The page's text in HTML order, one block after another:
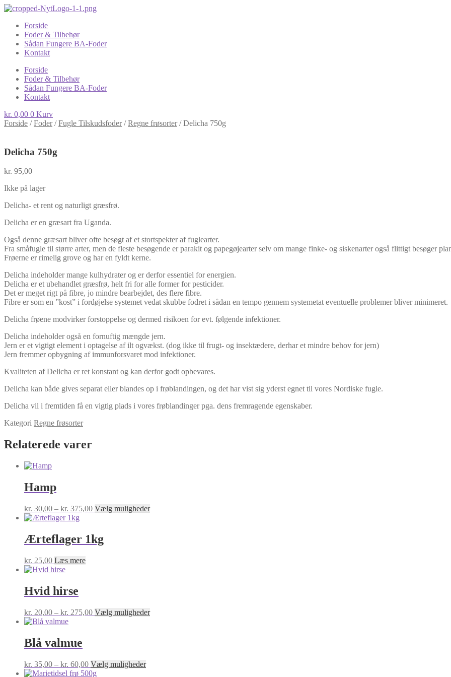
Forside
Foder & Tilbehør
Sådan Fungere BA-Foder
Kontakt
Forside
Foder & Tilbehør
Sådan Fungere BA-Foder
Kontakt
kr. 0,00 0 Kurv
Forside /Foder/Fugle Tilskudsfoder/Regne frøsorter/Delicha 750g
Delicha 750g
kr. 95,00
Ikke på lager
Delicha- et rent og naturligt græsfrø.
Delicha er en græsart fra Uganda.
Også denne græsart bliver ofte besøgt af et stortspekter af fuglearter.
Fra småfugle til større arter, men de fleste besøgende er parakit og papegøjearter selv om mange finke- og siskenarter også flittigt besøger
Frøerne er rimelig grove og har en fyldt kerne.
Delicha indeholder mange kulhydrater og er derfor essentiel for energien.
Delicha er et ubehandlet græsfrø, helt fri for alle former for pesticider.
Det er meget rigt på fibre, jo mindre bearbejdet, des flere fibre.
Fibre er som en ”kost” i fordøjelse systemet vedat skubbe fodret i sådan en tempo gennem systemetat eventuelle problemer bliver minimeret.
Delicha frøene modvirker forstoppelse og dermed risikoen for evt. følgende infektioner.
Delicha indeholder også en fornuftig mængde jern.
Jern er et vigtigt element i optagelse af ilt ogvækst. (dog ikke til frugt- og insektædere, derhar et mindre behov for jern)
Jern fremmer opbygning af immunforsvaret mod infektioner.
Kvaliteten af Delicha er ret konstant og kan derfor godt opbevares.
Delicha kan både gives separat eller blandes op i frøblandingen, og det har vist sig yderst egnet til vores Nordiske fugle.
Delicha vil i fremtiden få en vigtig plads i vores frøblandinger pga. dens fremragende egenskaber.
Kategori Regne frøsorter
Relaterede varer
Hamp
kr. 30,00 – kr. 375,00Prisinterval:
kr. 375,00
Vælg mulighederDette
Ærteflager 1kg
kr. 25,00 Læs mere
Hvid hirse
kr. 20,00 – kr. 275,00Prisinterval:
Vælg mulighederDette
Blå valmue
kr. 35,00 – kr. 60,00Prisinterval:
kr. 35,00
Vælg mulighederDette